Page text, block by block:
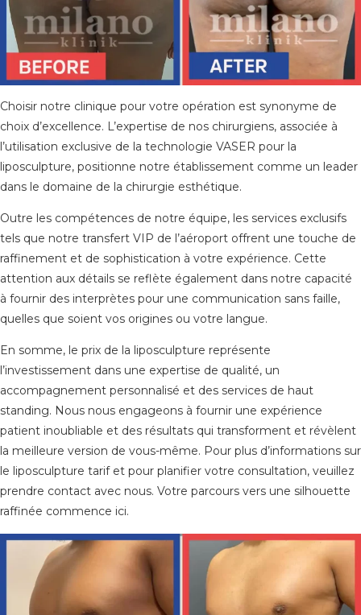
Choisir notre clinique pour votre opération est synonyme de
choix d’excellence. L’expertise de nos chirurgiens, associée à
l’utilisation exclusive de la technologie VASER pour la
liposculpture, positionne notre établissement comme un leader
dans le domaine de la chirurgie esthétique.
Outre les compétences de notre équipe, les services exclusifs
tels que notre transfert VIP de l’aéroport offrent une touche de
raffinement et de sophistication à votre expérience. Cette
attention aux détails se reflète également dans notre capacité
à fournir des interprètes pour une communication sans faille,
quelles que soient vos origines ou votre langue.
En somme, le prix de la liposculpture représente
l’investissement dans une expertise de qualité, un
accompagnement personnalisé et des services de haut
standing. Nous nous engageons à fournir une expérience
patient inoubliable et des résultats qui transforment et révèlent
la meilleure version de vous-même. Pour plus d’informations sur
le liposculpture tarif et pour planifier votre consultation, veuillez
prendre contact avec nous. Votre parcours vers une silhouette
raffinée commence ici.